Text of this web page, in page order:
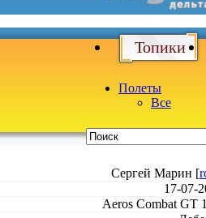
Топики
Полеты
Все
Сергей Марин [
17-07-
Aeros Combat GT